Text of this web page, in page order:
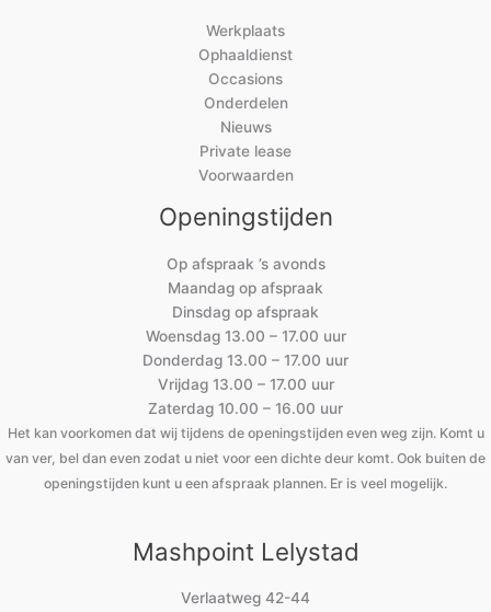
Werkplaats
Ophaaldienst
Occasions
Onderdelen
Nieuws
Private lease
Voorwaarden
Openingstijden
Op afspraak ’s avonds
Maandag op afspraak
Dinsdag op afspraak
Woensdag 13.00 – 17.00 uur
Donderdag 13.00 – 17.00 uur
Vrijdag 13.00 – 17.00 uur
Zaterdag 10.00 – 16.00 uur
Het kan voorkomen dat wij tijdens de openingstijden even weg zijn. Komt u
van ver, bel dan even zodat u niet voor een dichte deur komt. Ook buiten de
openingstijden kunt u een afspraak plannen. Er is veel mogelijk.
Mashpoint Lelystad
Verlaatweg 42-44